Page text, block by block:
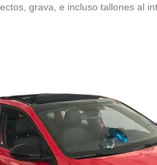
grava, e incluso tallones al